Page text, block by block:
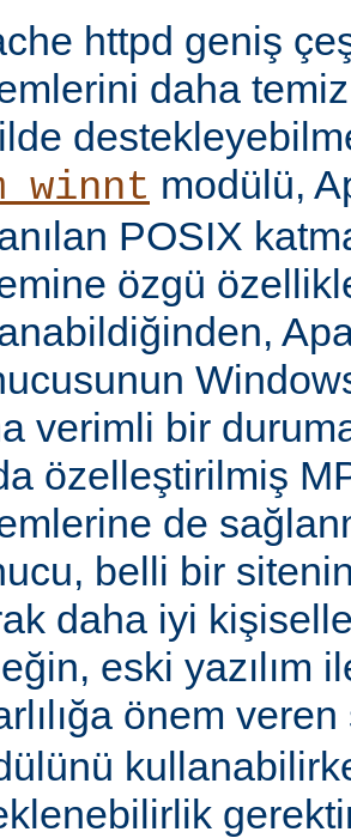
httpd geniş
daha
modülü,
POSIX
özgü
verimli bir
özelleştirilmiş
de
belli bir
daha iyi
eski yazılım
önem